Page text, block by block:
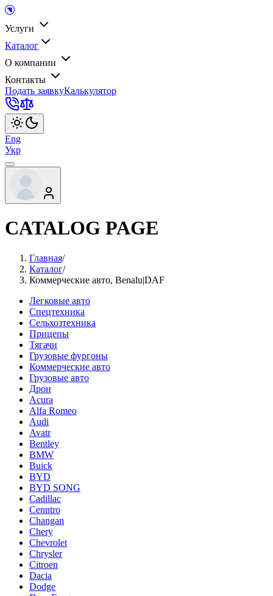
Услуги
Каталог
О компании
Контакты
Подать заявкуКалькулятор
Eng
Укр
CATALOG PAGE
Главная/
Каталог/
Коммерческие авто, Benalu|DAF
Легковые авто
Спецтехника
Сельхозтехника
Прицепы
Тягачи
Грузовые фургоны
Коммерческие авто
Грузовые авто
Дрон
Acura
Alfa Romeo
Audi
Avatr
Bentley
BMW
Buick
BYD
BYD SONG
Cadillac
Cenntro
Changan
Chery
Chevrolet
Chrysler
Citroen
Dacia
Dodge